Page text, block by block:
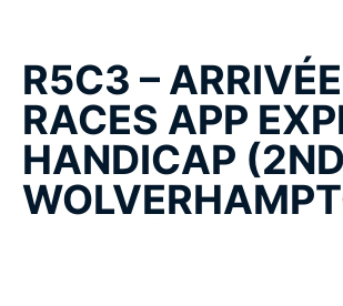
R5C3 –
RACES APP
HANDICAP